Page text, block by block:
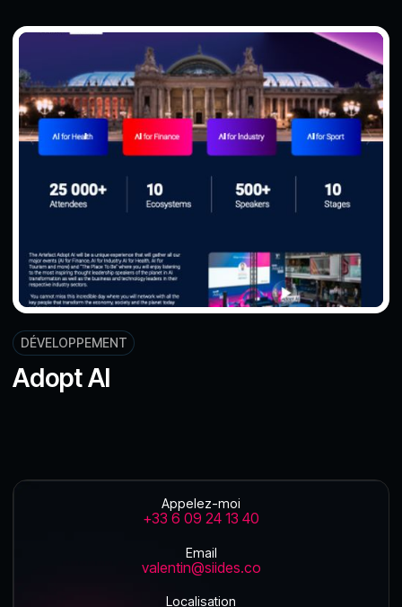
DÉVELOPPEMENT
Adopt AI
Appelez-moi
+33 6 09 24 13 40
Email
valentin@siides.co
Localisation